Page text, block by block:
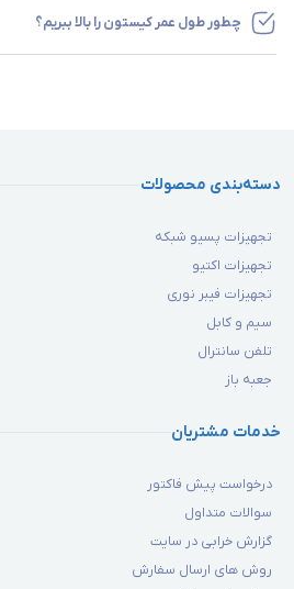
چطور طول عمر کیستون را بالا ببریم؟
برای افزایش طول عمر کیستون، از
دسته‌بندی محصولات
تجهیزات پسیو شبکه
تجهیزات اکتیو
تجهیزات فیبر نوری
سیم و کابل
تلفن سانترال
جعبه باز
خدمات مشتریان
درخواست پیش فاکتور
سوالات متداول
گزارش خرابی در سایت
روش های ارسال سفارش